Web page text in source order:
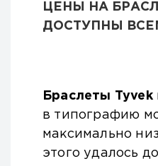
ЦЕНЫ НА
ДОСТУПНЫ
Браслеты Tyvek
в типографию
максимально
этого удалось